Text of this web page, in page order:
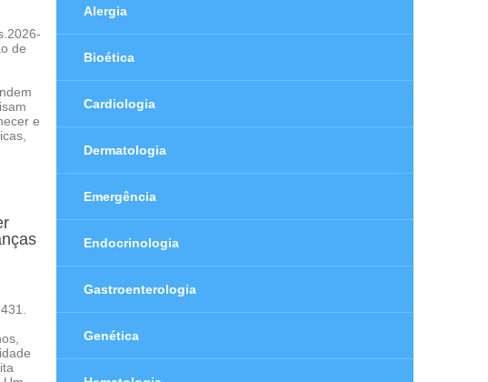
de
e
Alergia
Bioética
Cardiologia
Dermatologia
Emergência
Endocrinologia
Gastroenterologia
Genética